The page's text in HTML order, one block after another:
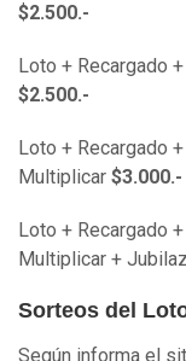
$2.500.-
Loto + Recargado
$2.500.-
Loto + Recargado
Multiplicar $3.000.-
Loto + Recargado
Multiplicar +
Sorteos del
Según informa el